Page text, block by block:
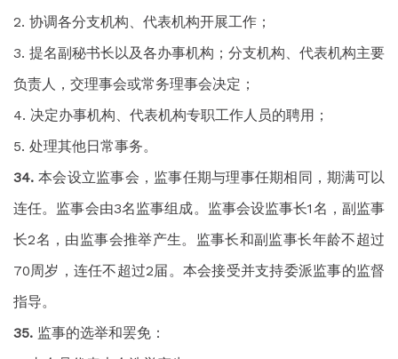
协调各分支机构、代表机构开展工作；
提名副秘书长以及各办事机构；分支机构、代表机构主要
负责人，交理事会或常务理事会决定；
决定办事机构、代表机构专职工作人员的聘用；
处理其他日常事务。
本会设立监事会，监事任期与理事任期相同，期满可以
连任。监事会由3名监事组成。监事会设监事长1名，副监事
长2名，由监事会推举产生。监事长和副监事长年龄不超过
70周岁，连任不超过2届。本会接受并支持委派监事的监督
指导。
监事的选举和罢免：